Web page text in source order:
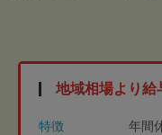
地域相場より給
特徴 年間